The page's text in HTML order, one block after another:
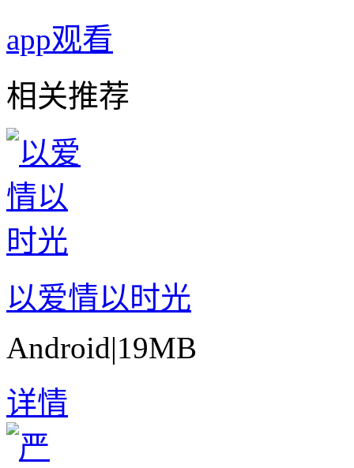
app观看
相关推荐
以爱情以时光
Android|19MB
详情